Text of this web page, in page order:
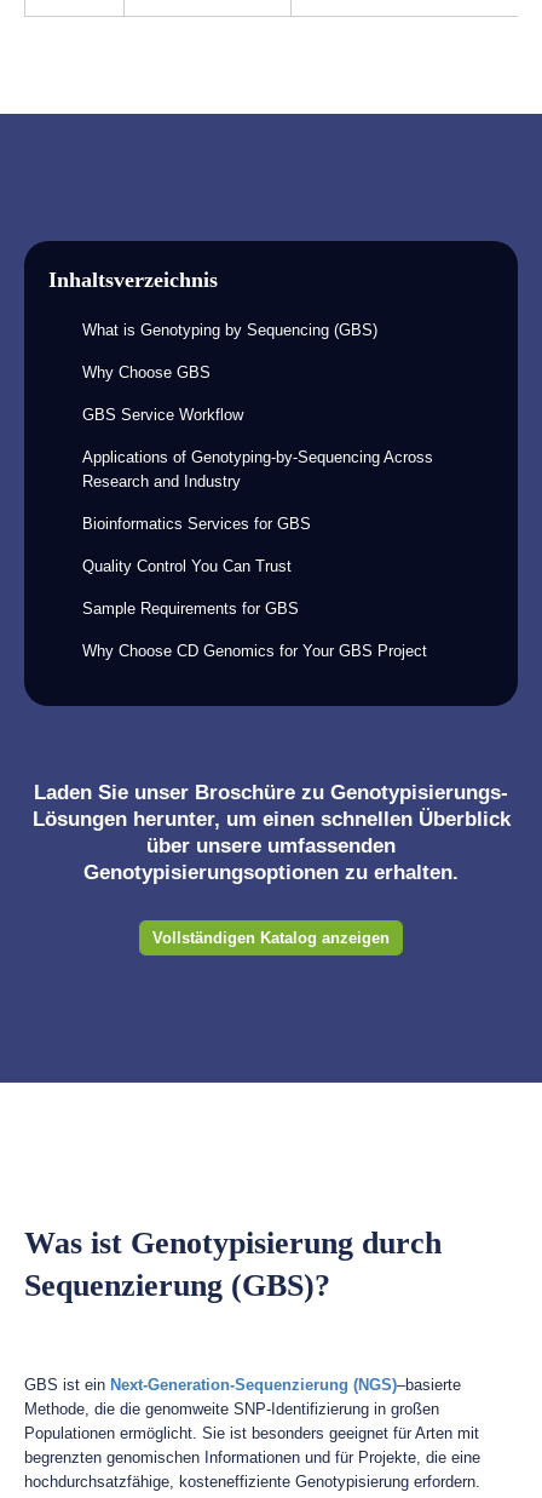
Inhaltsverzeichnis
What is Genotyping by Sequencing (GBS)
Why Choose GBS
GBS Service Workflow
Applications of Genotyping-by-Sequencing Across
Research and Industry
Bioinformatics Services for GBS
Quality Control You Can Trust
Sample Requirements for GBS
Why Choose CD Genomics for Your GBS Project
Laden Sie unser Broschüre zu Genotypisierungs-
Lösungen herunter, um einen schnellen Überblick
über unsere umfassenden
Genotypisierungsoptionen zu erhalten.
Vollständigen Katalog anzeigen
Was ist Genotypisierung durch
Sequenzierung (GBS)?
GBS ist ein Next-Generation-Sequenzierung (NGS)–basierte
Methode, die die genomweite SNP-Identifizierung in großen
Populationen ermöglicht. Sie ist besonders geeignet für Arten mit
begrenzten genomischen Informationen und für Projekte, die eine
hochdurchsatzfähige, kosteneffiziente Genotypisierung erfordern.